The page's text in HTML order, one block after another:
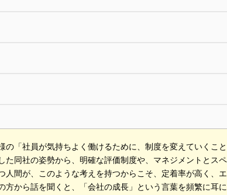
の「社員が気持ちよく働けるために、制度を変えていくこ
た同社の姿勢から、明確な評価制度や、マネジメントとス
人間が、このような考えを持つからこそ、定着率が高く、
方から話を聞くと、「会社の成長」という言葉を頻繁に耳